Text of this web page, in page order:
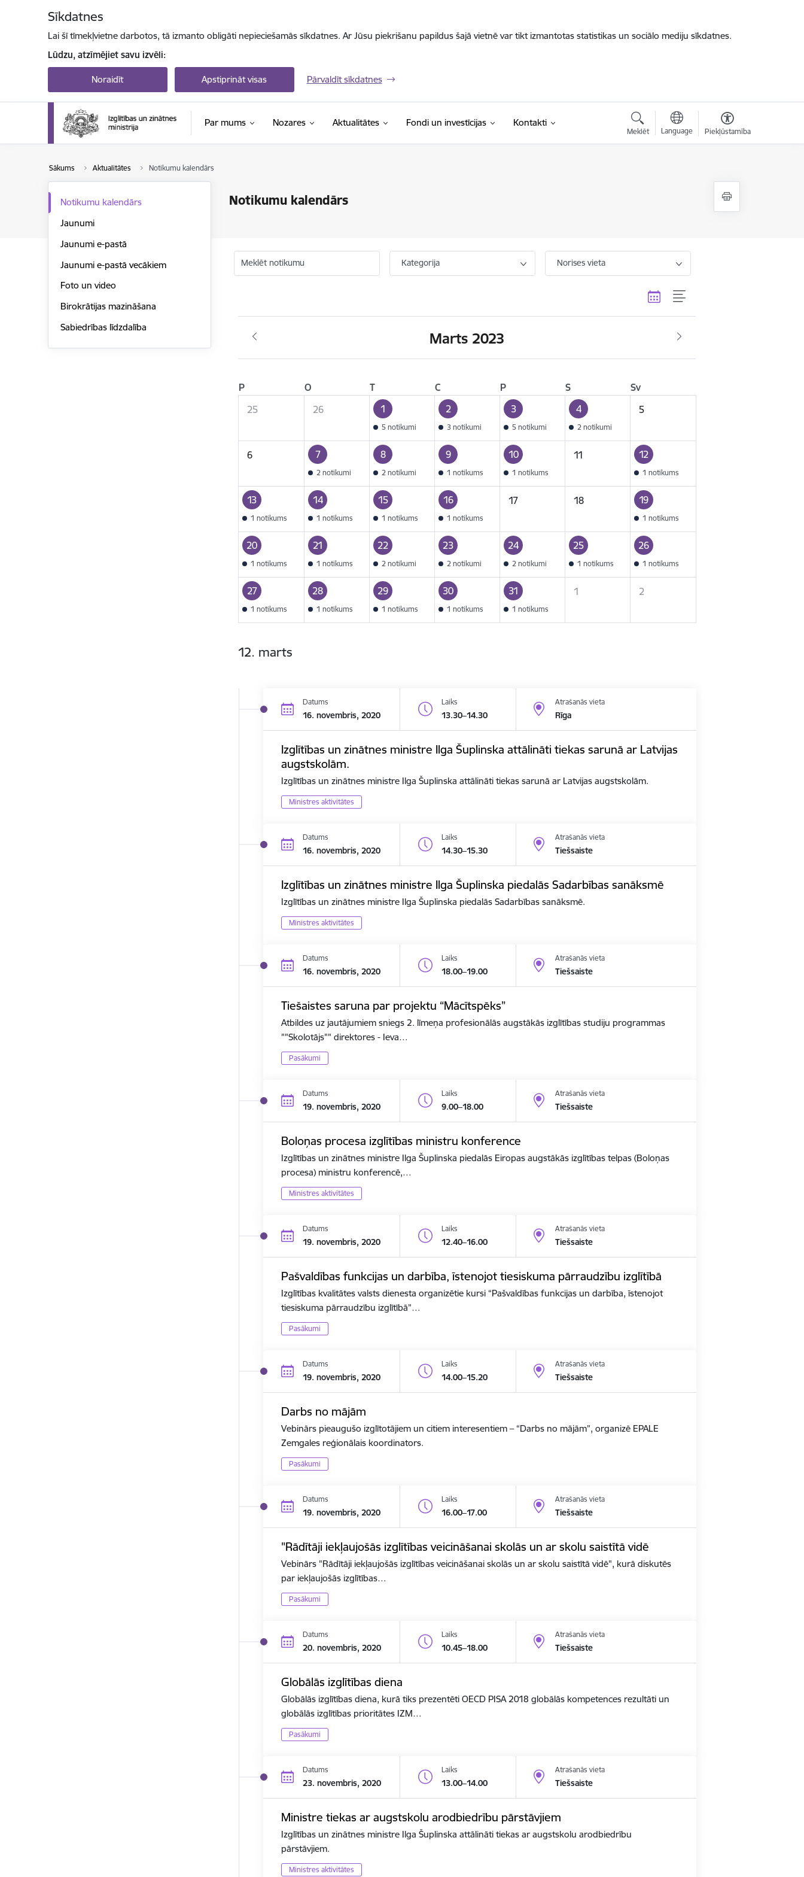
Sīkdatnes
Lai šī tīmekļvietne darbotos, tā izmanto obligāti nepieciešamās sīkdatnes. Ar Jūsu piekrišanu papildus šajā vietnē var tikt izmantotas statistikas un sociālo mediju sīkdatnes.
Lūdzu, atzīmējiet savu izvēli:
Noraidīt Apstiprināt visas Pārvaldīt sīkdatnes
Par mums Nozares Aktualitātes Fondi un investīcijas Kontakti
Meklēt Language Piekļūstamība
Sākums Aktualitātes Notikumu kalendārs
Notikumu kalendārs
Notikumu kalendārs
Jaunumi
Jaunumi e-pastā
Jaunumi e-pastā vecākiem
Foto un video
Birokrātijas mazināšana
Sabiedrības līdzdalība
Meklēt notikumu Kategorija Norises vieta
Marts 2023
P O T C P S
Sv
25
26 1
5 notikumi
2
3 notikumi
3
5 notikumi
4
2 notikumi
5
6 7
2 notikumi
8
2 notikumi
9
1 notikums
10
1 notikums
11 12
1 notikums
13
1 notikums
14
1 notikums
15
1 notikums
16
1 notikums
17 18 19
1 notikums
20
1 notikums
21
1 notikums
22
2 notikumi
23
2 notikumi
24
2 notikumi
25
1 notikums
26
1 notikums
27
1 notikums
28
1 notikums
29
1 notikums
30
1 notikums
31
1 notikums
1 2
12. marts
Datums
16. novembris, 2020
Laiks
13.30–14.30
Atrašanās vieta
Rīga
Izglītības un zinātnes ministre Ilga Šuplinska attālināti tiekas sarunā ar Latvijas
augstskolām.
Izglītības un zinātnes ministre Ilga Šuplinska attālināti tiekas sarunā ar Latvijas augstskolām.
Ministres aktivitātes
Datums
16. novembris, 2020
Laiks
14.30–15.30
Atrašanās vieta
Tiešsaiste
Izglītības un zinātnes ministre Ilga Šuplinska piedalās Sadarbības sanāksmē
Izglītības un zinātnes ministre Ilga Šuplinska piedalās Sadarbības sanāksmē.
Ministres aktivitātes
Datums
16. novembris, 2020
Laiks
18.00–19.00
Atrašanās vieta
Tiešsaiste
Tiešaistes saruna par projektu “Mācītspēks”
Atbildes uz jautājumiem sniegs 2. līmeņa profesionālās augstākās izglītības studiju programmas
""Skolotājs"" direktores - Ieva…
Pasākumi
Datums
19. novembris, 2020
Laiks
9.00–18.00
Atrašanās vieta
Tiešsaiste
Boloņas procesa izglītības ministru konference
Izglītības un zinātnes ministre Ilga Šuplinska piedalās Eiropas augstākās izglītības telpas (Boloņas
procesa) ministru konferencē,…
Ministres aktivitātes
Datums
19. novembris, 2020
Laiks
12.40–16.00
Atrašanās vieta
Tiešsaiste
Pašvaldības funkcijas un darbība, īstenojot tiesiskuma pārraudzību izglītībā
Izglītības kvalitātes valsts dienesta organizētie kursi “Pašvaldības funkcijas un darbība, īstenojot
tiesiskuma pārraudzību izglītībā”…
Pasākumi
Datums
19. novembris, 2020
Laiks
14.00–15.20
Atrašanās vieta
Tiešsaiste
Darbs no mājām
Vebinārs pieaugušo izglītotājiem un citiem interesentiem – “Darbs no mājām”, organizē EPALE
Zemgales reģionālais koordinators.
Pasākumi
Datums
19. novembris, 2020
Laiks
16.00–17.00
Atrašanās vieta
Tiešsaiste
"Rādītāji iekļaujošās izglītības veicināšanai skolās un ar skolu saistītā vidē
Vebinārs "Rādītāji iekļaujošās izglītības veicināšanai skolās un ar skolu saistītā vidē", kurā diskutēs
par iekļaujošās izglītības…
Pasākumi
Datums
20. novembris, 2020
Laiks
10.45–18.00
Atrašanās vieta
Tiešsaiste
Globālās izglītības diena
Globālās izglītības diena, kurā tiks prezentēti OECD PISA 2018 globālās kompetences rezultāti un
globālās izglītības prioritātes IZM…
Pasākumi
Datums
23. novembris, 2020
Laiks
13.00–14.00
Atrašanās vieta
Tiešsaiste
Ministre tiekas ar augstskolu arodbiedrību pārstāvjiem
Izglītības un zinātnes ministre Ilga Šuplinska attālināti tiekas ar augstskolu arodbiedrību
pārstāvjiem.
Ministres aktivitātes